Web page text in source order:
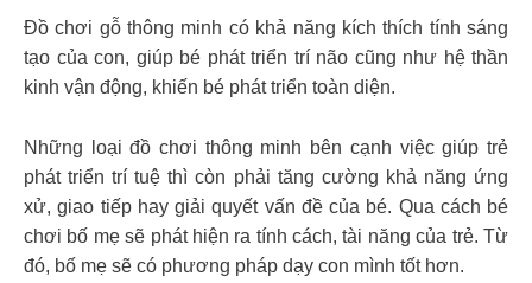
Đồ chơi gỗ thông minh có khả năng kích thích tính sáng
tạo của con, giúp bé phát triển trí não cũng như hệ thần
kinh vận động, khiến bé phát triển toàn diện.
Những loại đồ chơi thông minh bên cạnh việc giúp trẻ
phát triển trí tuệ thì còn phải tăng cường khả năng ứng
xử, giao tiếp hay giải quyết vấn đề của bé. Qua cách bé
chơi bố mẹ sẽ phát hiện ra tính cách, tài năng của trẻ. Từ
đó, bố mẹ sẽ có phương pháp dạy con mình tốt hơn.